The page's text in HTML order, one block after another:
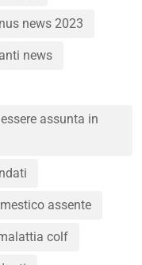
news 2023
news
assunta in
assente
colf